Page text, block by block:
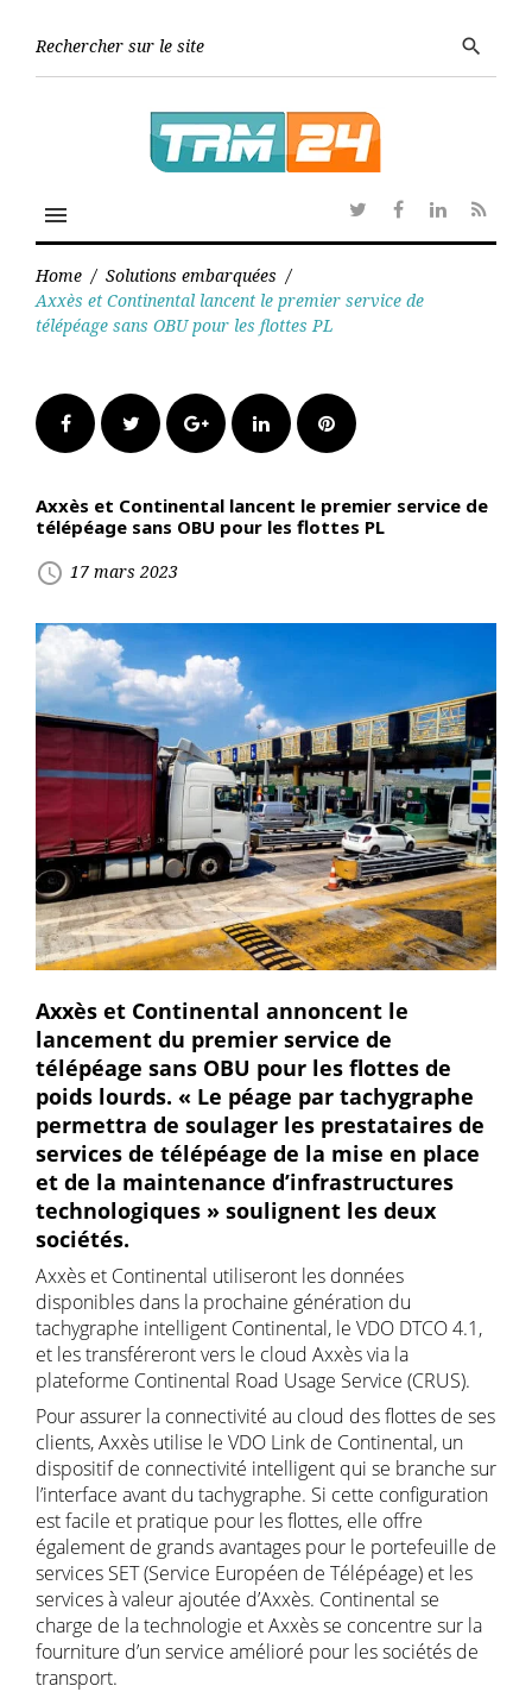
search
menu
TwitterFacebook
Linkedin
RSS
Home / Solutions embarquées /
Axxès et Continental lancent le premier service de
télépéage sans OBU pour les flottes PL
FacebookTwitter Google+LinkedInPinterest
Axxès et Continental lancent le premier service de
télépéage sans OBU pour les flottes PL
access_time 17 mars 2023
Axxès et Continental annoncent le
lancement du premier service de
télépéage sans OBU pour les flottes de
poids lourds. « Le péage par tachygraphe
permettra de soulager les prestataires de
services de télépéage de la mise en place
et de la maintenance d’infrastructures
technologiques » soulignent les deux
sociétés.
Axxès et Continental utiliseront les données
disponibles dans la prochaine génération du
tachygraphe intelligent Continental, le VDO DTCO 4.1,
et les transféreront vers le cloud Axxès via la
plateforme Continental Road Usage Service (CRUS).
Pour assurer la connectivité au cloud des flottes de ses
clients, Axxès utilise le VDO Link de Continental, un
dispositif de connectivité intelligent qui se branche sur
l’interface avant du tachygraphe. Si cette configuration
est facile et pratique pour les flottes, elle offre
également de grands avantages pour le portefeuille de
services SET (Service Européen de Télépéage) et les
services à valeur ajoutée d’Axxès. Continental se
charge de la technologie et Axxès se concentre sur la
fourniture d’un service amélioré pour les sociétés de
transport.